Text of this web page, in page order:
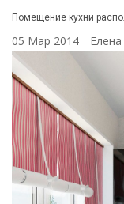
Помещение кухни
05 Мар 2014